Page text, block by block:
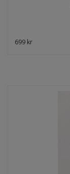
699 kr